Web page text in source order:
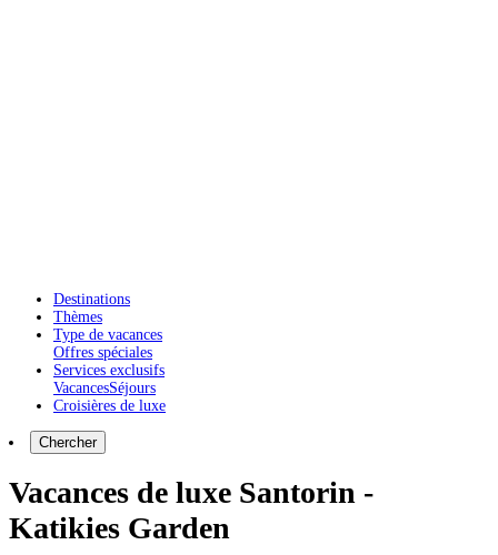
Destinations
Thèmes
Type de vacances
Offres spéciales
Services exclusifs
VacancesSéjours
Croisières de luxe
Chercher
Vacances de luxe Santorin -
Katikies Garden